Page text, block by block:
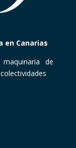
en Canarias
de